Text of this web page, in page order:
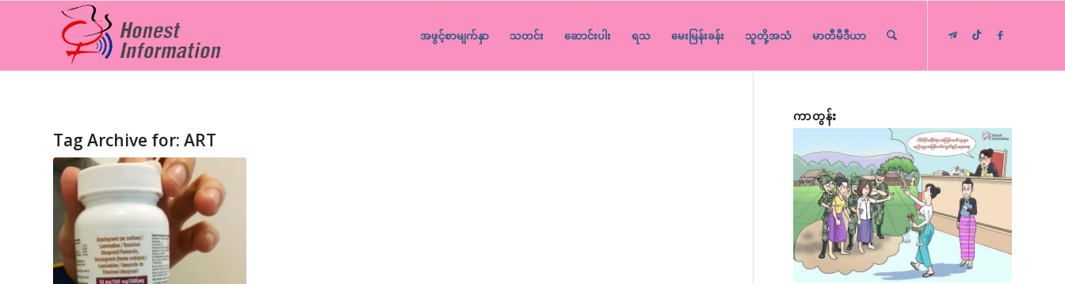
အဖွင့်စာမျက်နှာ သတင်း ဆောင်းပါး ရသ မေးမြန်းခန်း သူတို့အသံ မာတီမီဒီယာ
Tag Archive for: ART
ကာတွန်း